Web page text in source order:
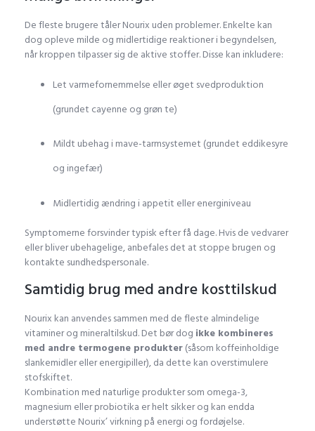
De fleste brugere tåler Nourix uden problemer. Enkelte kan
dog opleve milde og midlertidige reaktioner i begyndelsen,
når kroppen tilpasser sig de aktive stoffer. Disse kan inkludere:
Let varmefornemmelse eller øget svedproduktion
(grundet cayenne og grøn te)
Mildt ubehag i mave-tarmsystemet (grundet eddikesyre
og ingefær)
Midlertidig ændring i appetit eller energiniveau
Symptomerne forsvinder typisk efter få dage. Hvis de vedvarer
eller bliver ubehagelige, anbefales det at stoppe brugen og
kontakte sundhedspersonale.
Samtidig brug med andre kosttilskud
Nourix kan anvendes sammen med de fleste almindelige
vitaminer og mineraltilskud. Det bør dog ikke kombineres
med andre termogene produkter(såsom koffeinholdige
slankemidler eller energipiller), da dette kan overstimulere
stofskiftet.
Kombination med naturlige produkter som omega-3,
magnesium eller probiotika er helt sikker og kan endda
understøtte Nourix’ virkning på energi og fordøjelse.